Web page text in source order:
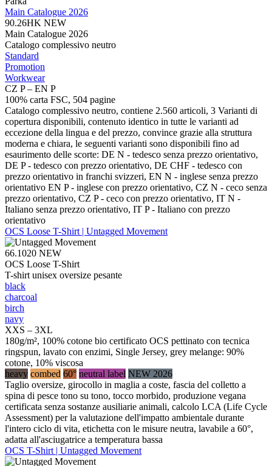
Main Catalogue 2026
90.26HK NEW
Main Catalogue 2026
Catalogo complessivo neutro
Standard
Promotion
Workwear
CZ P – EN P
100% carta FSC, 504 pagine
Catalogo complessivo neutro, contiene 2.560 articoli, 3 Varianti di
copertura disponibili, contenuto identico in tutte le varianti ad
eccezione della lingua e del prezzo, convince grazie alla struttura
moderna e chiara, le seguenti varianti sono disponibili fino ad
esaurimento delle scorte: DE N - tedesco senza prezzo orientativo,
DE P - tedesco con prezzo orientativo, DE CHF - tedesco con
prezzo orientativo in franchi svizzeri, EN N - inglese senza prezzo
orientativo EN P - inglese con prezzo orientativo, CZ N - ceco senza
prezzo orientativo, CZ P - ceco con prezzo orientativo, IT N -
Italiano senza prezzo orientativo, IT P - Italiano con prezzo
orientativo
OCS Loose T-Shirt | Untagged Movement
66.1020 NEW
OCS Loose T-Shirt
T-shirt unisex oversize pesante
black
charcoal
birch
navy
XXS – 3XL
180g/m², 100% cotone bio certificato OCS pettinato con tecnica
ringspun, lavato con enzimi, Single Jersey, grey melange: 90%
cotone, 10% viscosa
heavy combed 60° neutral label NEW 2026
Taglio oversize, girocollo in maglia a coste, fascia del colletto a
spina di pesce tono su tono, tocco morbido, produzione vegana
certificata senza sostanze ausiliarie animali, calcolo LCA (Life Cycle
Assessment) per la valutazione dell'impatto ambientale durante
l'intero ciclo di vita, etichetta con le misure neutra, lavabile a 60°,
adatta all'asciugatrice a temperatura bassa
OCS T-Shirt | Untagged Movement